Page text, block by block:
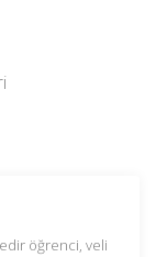
öğrenci, veli